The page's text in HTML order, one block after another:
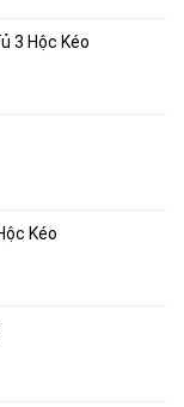
3 Hộc Kéo
Kéo